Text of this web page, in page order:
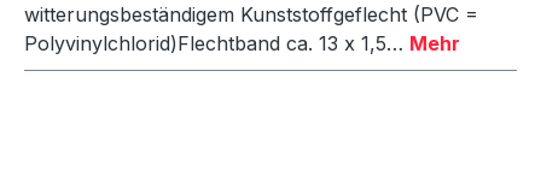
witterungsbeständigem Kunststoffgeflecht (PVC =
Polyvinylchlorid)Flechtband ca. 13 x 1,5… Mehr